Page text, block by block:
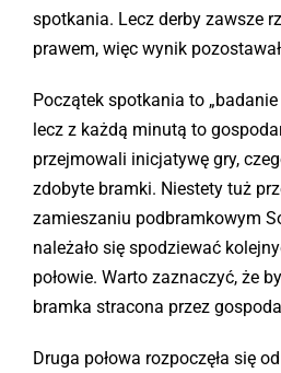
spotkania. Lecz derby zawsze
prawem, więc wynik
Początek spotkania to „badanie
lecz z każdą minutą to
przejmowali inicjatywę gry,
zdobyte bramki. Niestety tuż
zamieszaniu podbramkowym
należało się spodziewać
połowie. Warto zaznaczyć, że
bramka stracona przez
Druga połowa rozpoczęła się